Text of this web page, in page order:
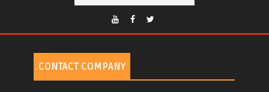
CONTACT COMPANY